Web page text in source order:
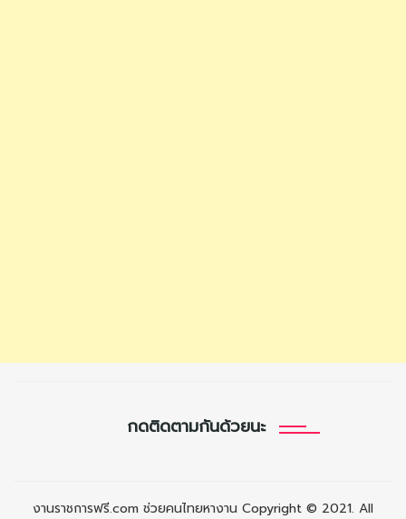
กดติดตามกันด้วยนะ
งานราชการฟรี.com ช่วยคนไทยหางาน Copyright © 2021. All